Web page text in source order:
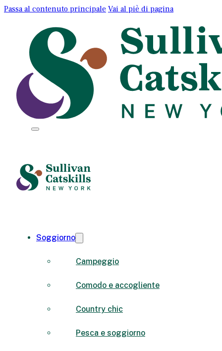
Passa al contenuto principale Vai al piè di pagina
Soggiorno
Campeggio
Comodo e accogliente
Country chic
Pesca e soggiorno